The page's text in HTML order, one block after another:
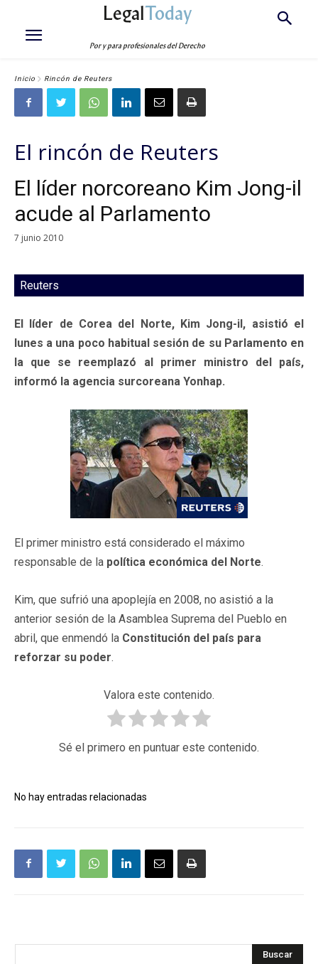
LegalToday
Por y para profesionales del Derecho
Inicio Rincón de Reuters
El rincón de Reuters
El líder norcoreano Kim Jong-il
acude al Parlamento
7 junio 2010
Reuters
El líder de Corea del Norte, Kim Jong-il, asistió el
lunes a una poco habitual sesión de su Parlamento en
la que se reemplazó al primer ministro del país,
informó la agencia surcoreana Yonhap.
El primer ministro está considerado el máximo
responsable de la política económica del Norte.
Kim, que sufrió una apoplejía en 2008, no asistió a la
anterior sesión de la Asamblea Suprema del Pueblo en
abril, que enmendó la Constitución del país para
reforzar su poder.
Valora este contenido.
Sé el primero en puntuar este contenido.
No hay entradas relacionadas
Buscar